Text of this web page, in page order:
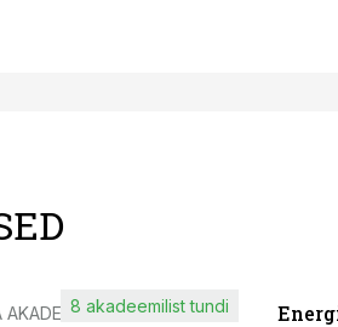
AKADEEMIA8 akadeemilist tundi